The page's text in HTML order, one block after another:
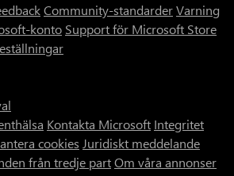
Community-standarderVarning
konto Support för Microsoft Store
Kontakta Microsoft Integritet
cookies Juridiskt meddelande
från tredje partOm våra annonser